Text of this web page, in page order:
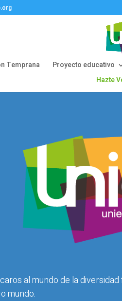
Temprana Proyecto educativo
Hazte
al mundo de la
mundo.